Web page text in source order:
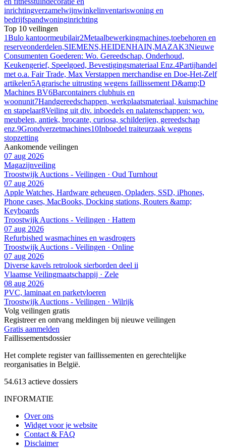
inrichtingverzamelwijnwinkelinventariswoning en
bedrijfspandwoninginrichting
Top 10 veilingen
1Bulo kantoormeubilair2Metaalbewerkingmachines,toebehoren en
reserveonderdelen,SIEMENS,HEIDENHAIN,MAZAK3Nieuwe
Consumenten Goederen: Wo. Gereedschap, Onderhoud,
Keukengerief, Speelgoed, Bevestigingsmateriaal Enz.4Partijhandel
met o.a. Fair Trade, Max Verstappen merchandise en Doe-Het-Zelf
artikelen5Agrarische uitrusting wegens faillissement D&amp;D
Machines BV6Barcontainers clubhuis en
woonunit7Handgereedschappen, werkplaatsmateriaal, kuismachine
en stapelaar8Veiling uit div. inboedels en nalatenschappen: wo.
meubelen, antiek, brocante, curiosa, schilderijen, gereedschap
enz.9Grondverzetmachines10Inboedel traiteurzaak wegens
stopzetting
Aankomende veilingen
07 aug 2026
Magazijnveiling
Troostwijk Auctions - Veilingen · Oud Turnhout
07 aug 2026
Apple Watches, Hardware geheugen, Opladers, SSD, iPhones,
Phone cases, MacBooks, Docking stations, Routers &amp;
Keyboards
Troostwijk Auctions - Veilingen · Hattem
07 aug 2026
Refurbished wasmachines en wasdrogers
Troostwijk Auctions - Veilingen · Online
07 aug 2026
Diverse kavels retrolook sierborden deel ii
Vlaamse Veilingmaatschappij · Zele
08 aug 2026
PVC, laminaat en parketvloeren
Troostwijk Auctions - Veilingen · Wilrijk
Volg veilingen gratis
Registreer en ontvang meldingen bij nieuwe veilingen
Gratis aanmelden
Faillissementsdossier
Het complete register van faillissementen en gerechtelijke
reorganisaties in België.
54.613 actieve dossiers
INFORMATIE
Over ons
Widget voor je website
Contact & FAQ
Disclaimer